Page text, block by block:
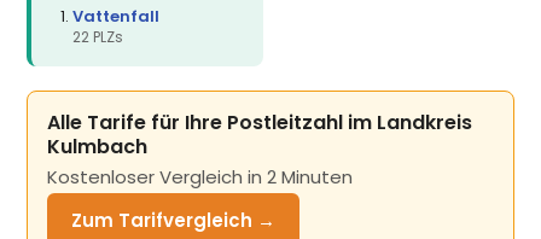
Vattenfall
22 PLZs
Alle Tarife für Ihre Postleitzahl im Landkreis
Kulmbach
Kostenloser Vergleich in 2 Minuten
Zum Tarifvergleich →